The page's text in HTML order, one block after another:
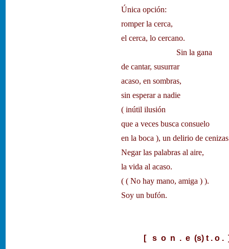
Única opción:
romper la cerca,
el cerca, lo cercano.
Sin la gana
de cantar, susurrar
acaso, en sombras,
sin esperar a nadie
( inútil ilusión
que a veces busca consuelo
en la boca ), un delirio de
Negar las palabras al aire,
la vida al acaso.
( ( No hay mano, amiga ) ).
Soy un bufón.
[ s o n . e (s) t . o .